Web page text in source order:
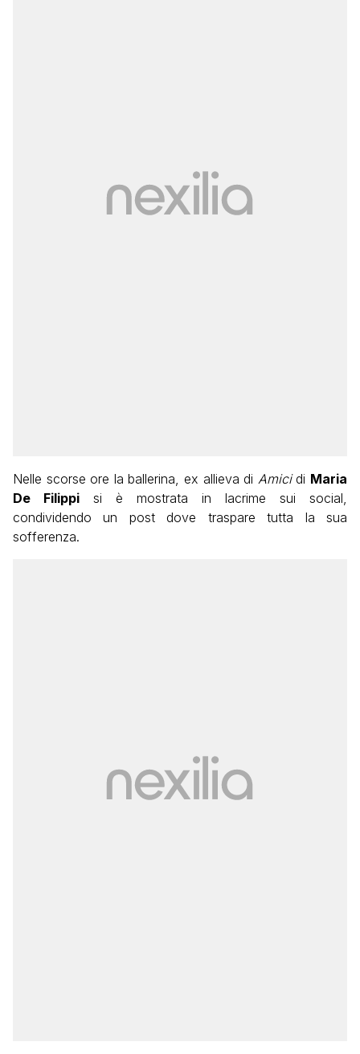
Nelle scorse ore la ballerina, ex allieva di Amicidi Maria
De Filippi si è mostrata in lacrime sui social,
condividendo un post dove traspare tutta la sua
sofferenza.